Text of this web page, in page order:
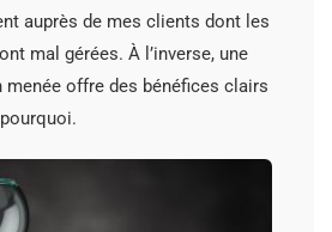
auprès de mes clients dont les
mal gérées. À l’inverse, une
menée offre des bénéfices clairs